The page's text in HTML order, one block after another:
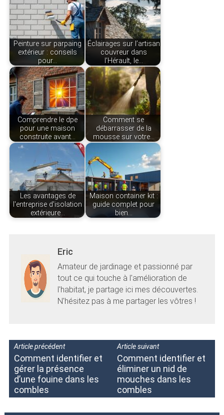
Peinture sur parpaing
extérieur : conseils
pour…
Éclairages sur l’artisan
couvreur dans
l’Hérault, le…
Comprendre le dpe
pour une maison
construite avant…
Comment se
débarrasser de la
mousse sur votre…
Les avantages de
l'entreprise d'isolation
extérieure…
Maison container kit :
guide complet pour
bien…
Eric
Amateur de jardinage et passionné par
tout ce qui touche à l'amélioration de
l'habitat, je partage ici mes découvertes.
N'hésitez pas à me partager les vôtres !
Article précédent
Comment identifier et
gérer la présence
d’une fouine dans les
combles
Article suivant
Comment identifier et
éliminer un nid de
mouches dans les
combles